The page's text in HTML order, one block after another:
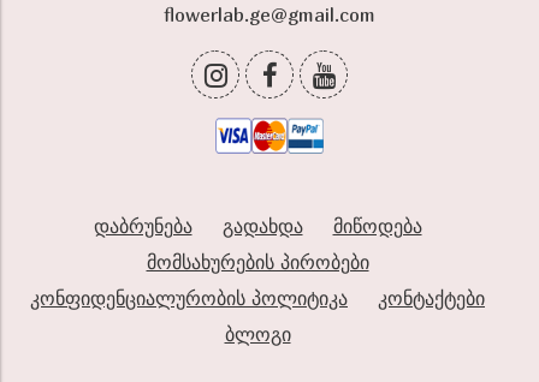
flowerlab.ge@gmail.com
დაბრუნება გადახდა
მიწოდება
მომსახურების პირობები
კონფიდენციალურობის პოლიტიკა
კონტაქტები
ბლოგი